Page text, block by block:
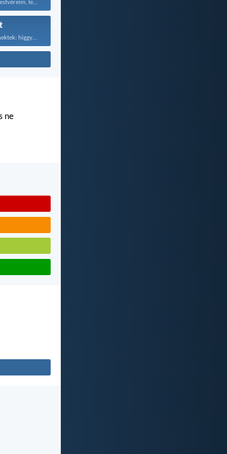
Ezért, szeretett testvéreim, legyetek...
Ezért mondom nektek: higgyétek...
ne